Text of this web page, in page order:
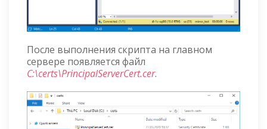
После выполнения скрипта на главном
сервере появляется файл
C:\certs\PrincipalServerCert.cer.